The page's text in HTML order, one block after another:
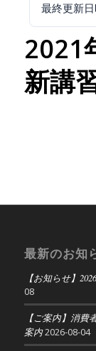
最終更新
2021
新講
最新のお知
【お知らせ】
08
【ご案内】消
案内 2026-08-04